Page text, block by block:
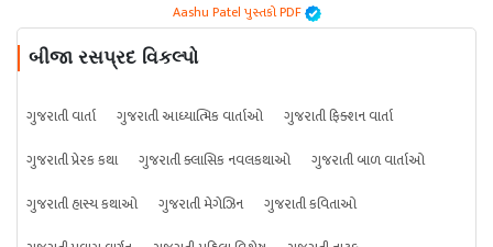
Aashu Patel પુસ્તકો PDF
બીજા રસપ્રદ વિકલ્પો
ગુજરાતી વાર્તા ગુજરાતી આધ્યાત્મિક વાર્તાઓ
ગુજરાતી ફિક્શન વાર્તા
ગુજરાતી પ્રેરક કથા
ગુજરાતી ક્લાસિક નવલકથાઓ
ગુજરાતી બાળ વાર્તાઓ
ગુજરાતી હાસ્ય કથાઓ
ગુજરાતી મેગેઝિન
ગુજરાતી કવિતાઓ